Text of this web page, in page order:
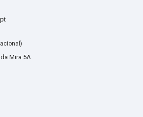
Mira 5A